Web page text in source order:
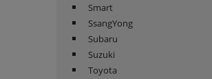
Smart
SsangYong
Subaru
Suzuki
Toyota